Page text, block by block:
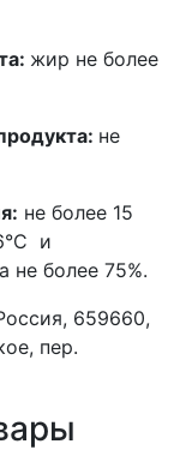
жир не более
не
не более 15
и
не более 75%.
659660,
пер.